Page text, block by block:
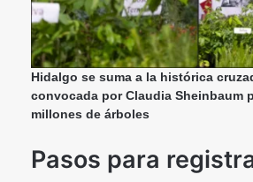
Hidalgo se suma a la histórica
convocada por Claudia Sheinbaum
millones de árboles
Pasos para